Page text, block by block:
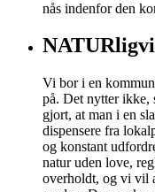
nås indenfor den
Vi bor i en
på. Det nytter ikke,
gjort, at man i en
dispensere fra
og konstant
natur uden love,
overholdt, og vi vil